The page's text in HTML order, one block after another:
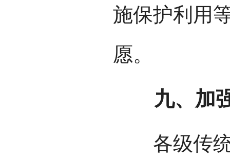
施保护利用
愿。
九、加强
各级传统